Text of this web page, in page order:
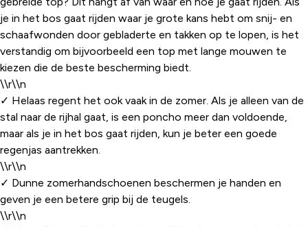
je in het bos gaat rijden waar je grote kans hebt om snij- en
schaafwonden door gebladerte en takken op te lopen, is het
verstandig om bijvoorbeeld een top met lange mouwen te
kiezen die de beste bescherming biedt.
\\r\\n
✓ Helaas regent het ook vaak in de zomer. Als je alleen van de
stal naar de rijhal gaat, is een poncho meer dan voldoende,
maar als je in het bos gaat rijden, kun je beter een goede
regenjas aantrekken.
\\r\\n
✓ Dunne zomerhandschoenen beschermen je handen en
geven je een betere grip bij de teugels.
\\r\\n